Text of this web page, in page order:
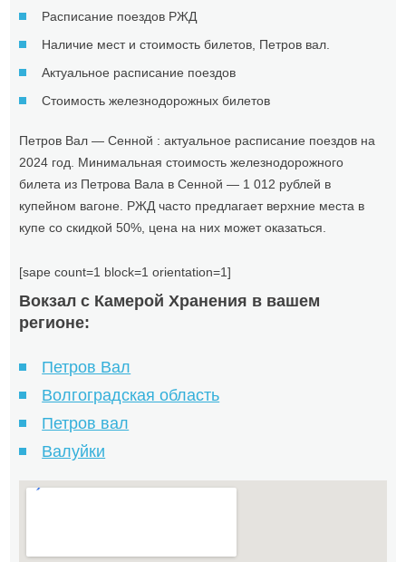
Расписание поездов РЖД
Наличие мест и стоимость билетов, Петров вал.
Актуальное расписание поездов
Стоимость железнодорожных билетов
Петров Вал — Сенной : актуальное расписание поездов на
2024 год. Минимальная стоимость железнодорожного
билета из Петрова Вала в Сенной — 1 012 рублей в
купейном вагоне. РЖД часто предлагает верхние места в
купе со скидкой 50%, цена на них может оказаться.
[sape count=1 block=1 orientation=1]
Вокзал с Камерой Хранения в вашем
регионе:
Петров Вал
Волгоградская область
Петров вал
Валуйки